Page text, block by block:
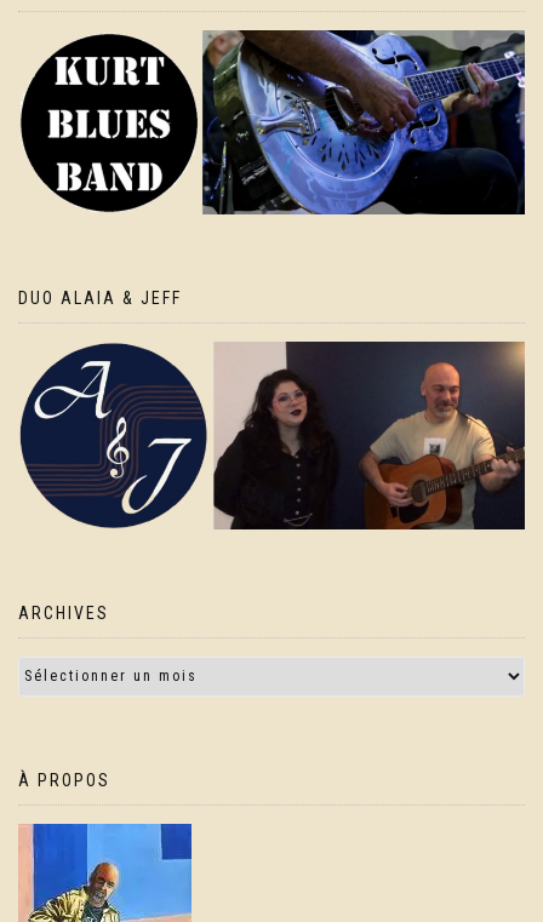
DUO ALAIA & JEFF
ARCHIVES
À PROPOS